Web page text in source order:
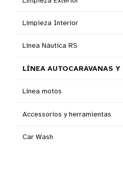
Limpieza Interior
Línea Náutica RS
LÍNEA AUTOCARAVANAS Y
Línea motos
Accessorios y herramientas
Car Wash